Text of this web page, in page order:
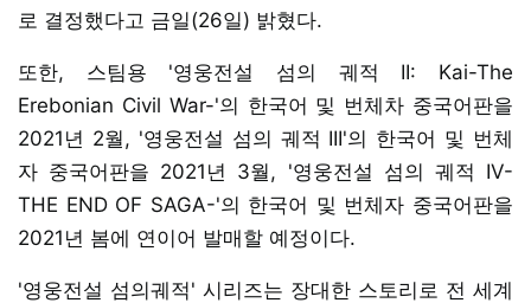
로 결정했다고 금일(26일) 밝혔다.
또한, 스팀용 '영웅전설 섬의 궤적 II: Kai-The
Erebonian Civil War-'의 한국어 및 번체차 중국어판을
2021년 2월, '영웅전설 섬의 궤적 III'의 한국어 및 번체
자 중국어판을 2021년 3월, '영웅전설 섬의 궤적 IV-
THE END OF SAGA-'의 한국어 및 번체자 중국어판을
2021년 봄에 연이어 발매할 예정이다.
'영웅전설 섬의궤적' 시리즈는 장대한 스토리로 전 세계